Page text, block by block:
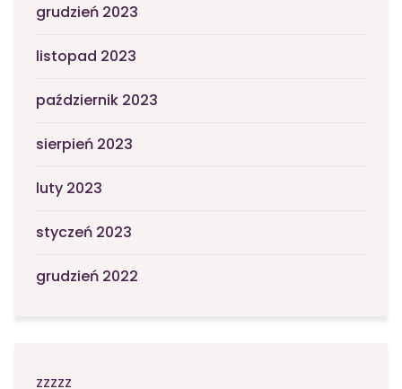
grudzień 2023
listopad 2023
październik 2023
sierpień 2023
luty 2023
styczeń 2023
grudzień 2022
zzzzz